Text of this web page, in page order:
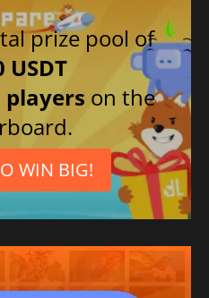
prize pool of
USDT
players on the
WIN BIG!